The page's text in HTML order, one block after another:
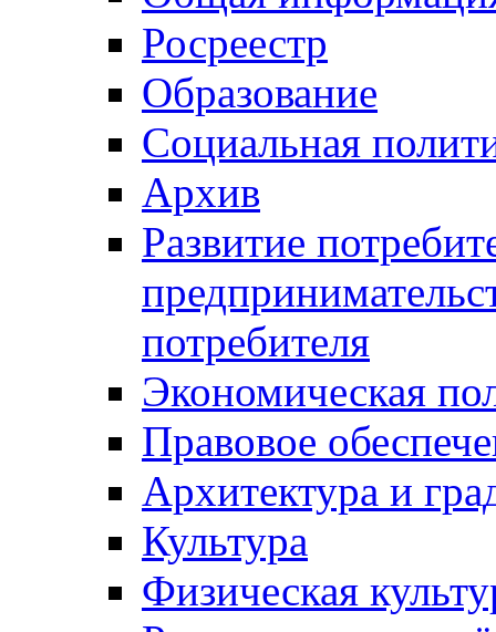
Росреестр
Образование
Социальная
Архив
Развитие
потребителя
Экономическая
Правовое
Архитектура и
Культура
Физическая